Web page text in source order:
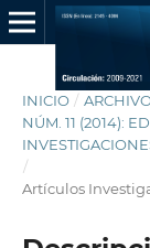
INICIO /
NÚM. 11 (2014):
/
Artículos